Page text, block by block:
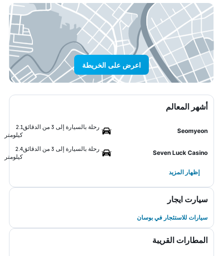
اعرض على الخريطة
أشهر المعالم
Seomyeon
رحلة بالسيارة إلى 3 من الدقائق
2.1
كيلومتر
Seven Luck Casino
رحلة بالسيارة إلى 3 من الدقائق
2.4
كيلومتر
إظهار المزيد
سيارت ايجار
سيارات للاستئجار في بوسان
المطارات القريبة